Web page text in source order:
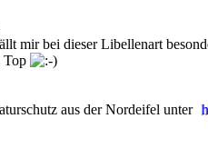
mir bei dieser Libellenart
Top
aus der Nordeifel unter